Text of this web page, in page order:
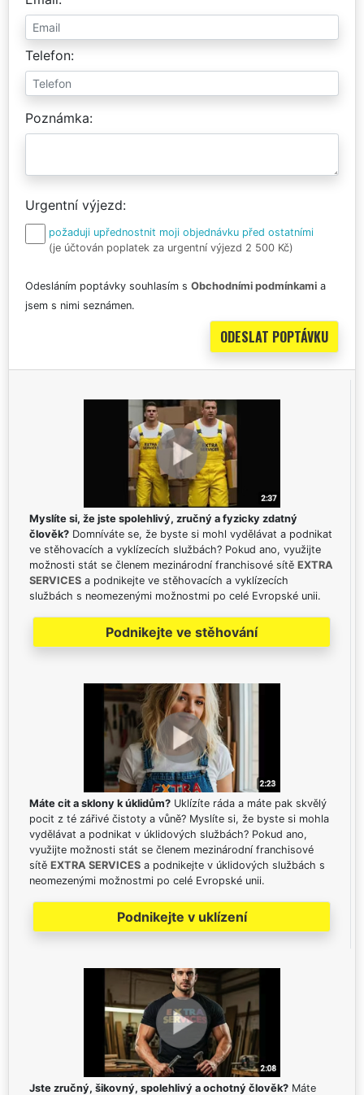
Telefon
Poznámka
Urgentní výjezd
požaduji upřednostnit moji objednávku před ostatními
(je účtován poplatek za urgentní výjezd 2 500 Kč)
Odesláním poptávky souhlasím s Obchodními podmínkami a
jsem s nimi seznámen.
Myslíte si, že jste spolehlivý, zručný a fyzicky zdatný
člověk? Domníváte se, že byste si mohl vydělávat a podnikat
ve stěhovacích a vyklízecích službách? Pokud ano, využijte
možnosti stát se členem mezinárodní franchisové sítě EXTRA
SERVICES a podnikejte ve stěhovacích a vyklízecích
službách s neomezenými možnostmi po celé Evropské unii.
Podnikejte ve stěhování
Máte cit a sklony k úklidům? Uklízíte ráda a máte pak skvělý
pocit z té zářivé čistoty a vůně? Myslíte si, že byste si mohla
vydělávat a podnikat v úklidových službách? Pokud ano,
využijte možnosti stát se členem mezinárodní franchisové
sítě EXTRA SERVICES a podnikejte v úklidových službách s
neomezenými možnostmi po celé Evropské unii.
Podnikejte v uklízení
Jste zručný, šikovný, spolehlivý a ochotný člověk? Máte